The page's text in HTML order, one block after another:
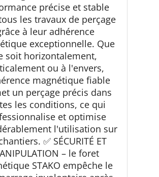
précise et stable
les travaux de perçage
à leur adhérence
exceptionnelle. Que
soit horizontalement,
ou à l'envers,
magnétique fiable
un perçage précis dans
les conditions, ce qui
et optimise
l'utilisation sur
✅ SÉCURITÉ ET
– le foret
STAKO empêche le